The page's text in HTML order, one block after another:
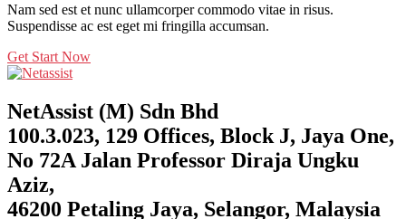
Nam sed est et nunc ullamcorper commodo vitae in risus.
Suspendisse ac est eget mi fringilla accumsan.
Get Start Now
NetAssist (M) Sdn Bhd
100.3.023, 129 Offices, Block J, Jaya One,
No 72A Jalan Professor Diraja Ungku
Aziz,
46200 Petaling Jaya, Selangor, Malaysia